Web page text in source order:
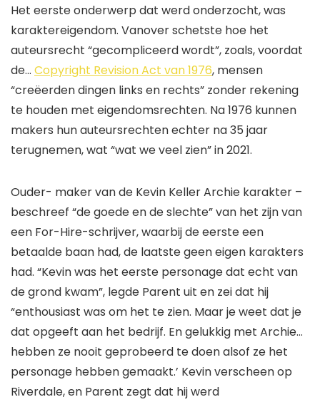
Het eerste onderwerp dat werd onderzocht, was
karaktereigendom. Vanover schetste hoe het
auteursrecht “gecompliceerd wordt”, zoals, voordat
de… Copyright Revision Act van 1976, mensen
“creëerden dingen links en rechts” zonder rekening
te houden met eigendomsrechten. Na 1976 kunnen
makers hun auteursrechten echter na 35 jaar
terugnemen, wat “wat we veel zien” in 2021.
Ouder- maker van de Kevin KellerArchie karakter –
beschreef “de goede en de slechte” van het zijn van
een For-Hire-schrijver, waarbij de eerste een
betaalde baan had, de laatste geen eigen karakters
had. “Kevin was het eerste personage dat echt van
de grond kwam”, legde Parent uit en zei dat hij
“enthousiast was om het te zien. Maar je weet dat je
dat opgeeft aan het bedrijf. En gelukkig met Archie…
hebben ze nooit geprobeerd te doen alsof ze het
personage hebben gemaakt.’ Kevin verscheen op
Riverdale, en Parent zegt dat hij werd